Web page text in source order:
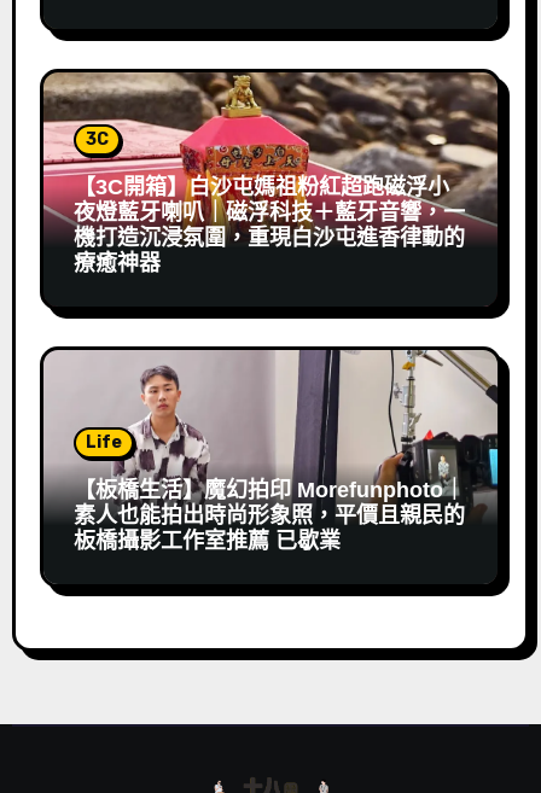
3C
【3C開箱】白沙屯媽祖粉紅超跑磁浮小
夜燈藍牙喇叭｜磁浮科技＋藍牙音響，一
機打造沉浸氛圍，重現白沙屯進香律動的
療癒神器
Life
【板橋生活】魔幻拍印 Morefunphoto｜
素人也能拍出時尚形象照，平價且親民的
板橋攝影工作室推薦 已歇業